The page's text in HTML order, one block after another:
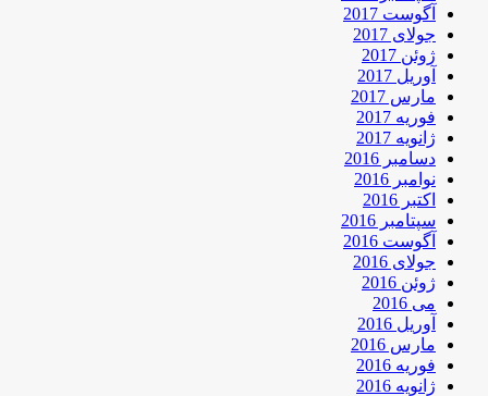
آگوست 2017
جولای 2017
ژوئن 2017
آوریل 2017
مارس 2017
فوریه 2017
ژانویه 2017
دسامبر 2016
نوامبر 2016
اکتبر 2016
سپتامبر 2016
آگوست 2016
جولای 2016
ژوئن 2016
می 2016
آوریل 2016
مارس 2016
فوریه 2016
ژانویه 2016